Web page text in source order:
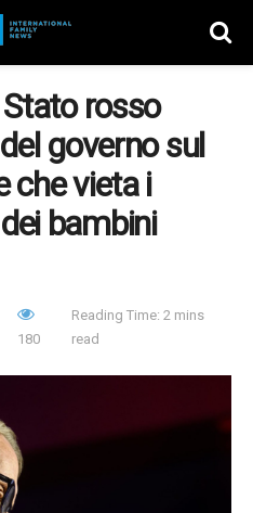
rosso
governo sul
che vieta i
bambini
180
Reading Time: 2 mins
read